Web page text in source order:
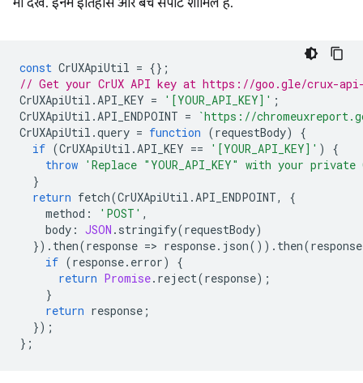
भी देखें. इनमें इतिहास और बैच सपोर्ट शामिल है.
const CrUXApiUtil = {};
// Get your CrUX API key at https://goo.gle/crux-
CrUXApiUtil .API_KEY = '[YOUR_API_KEY]' ;
CrUXApiUtil .API_ENDPOINT =
`https://
CrUXApiUtil .query = function (requestBody)
{
if (CrUXApiUtil .API_KEY == '[YOUR_API_KEY]' )
{
throw 'Replace "YOUR_API_KEY" with your
}
return fetch(CrUXApiUtil .API_ENDPOINT,
{
method : 'POST' ,
body : JSON . stringify(requestBody)
}). then(response => response. json()). then(response
if (response. error)
{
return Promise. reject(response);
}
return response ;
});
};